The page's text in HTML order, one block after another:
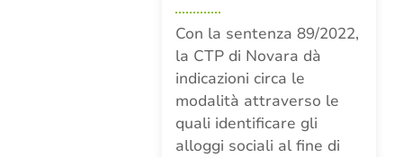
Con la sentenza 89/2022,
la CTP di Novara dà
indicazioni circa le
modalità attraverso le
quali identificare gli
alloggi sociali al fine di